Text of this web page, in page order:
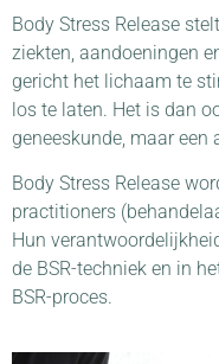
Body Stress Release
ziekten, aandoeningen
gericht het lichaam te
los te laten. Het is dan
geneeskunde, maar een
Body Stress Release
practitioners
Hun
de BSR-techniek en in
BSR-proces.